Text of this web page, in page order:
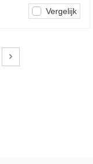
Vergelijk